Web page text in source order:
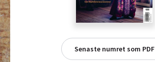
Senaste numret som PDF